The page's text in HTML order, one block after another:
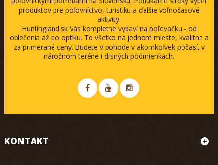
produktov pre poľovníctvo, turistiku a ďalšie voľnočasové
aktivity.
Huntingland.sk Vás kompletne vybaví na poľovačku - od
oblečenia až po optiku. To všetko na jednom mieste, kvalitne a
za primerané ceny. Budete v pohode v akomkoľvek počasí, v
náročnom teréne i drsných podmienkach.
KONTAKT